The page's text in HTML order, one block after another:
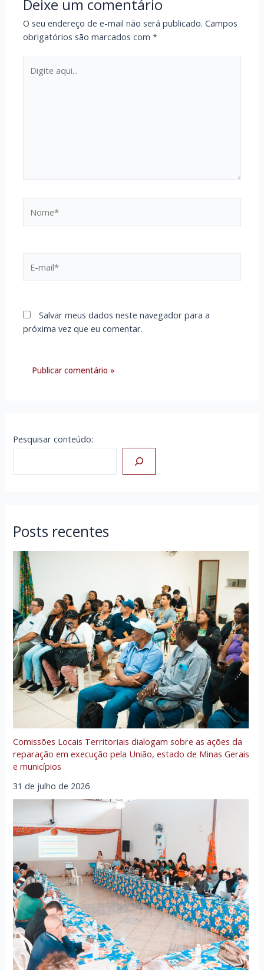
Deixe um comentário
O seu endereço de e-mail não será publicado. Campos
obrigatórios são marcados com*
aqui...
mail*
Salvar meus dados neste navegador para a
próxima vez que eu comentar.
Pesquisar conteúdo:
Posts recentes
Comissões Locais Territoriais dialogam sobre as ações da
reparação em execução pela União, estado de Minas Gerais
e municípios
31 de julho de 2026